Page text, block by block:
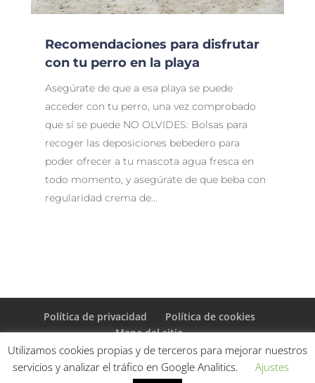
Recomendaciones para disfrutar
con tu perro en la playa
Asegúrate de que a esa playa se puede
acceder con tu perro, una vez comprobado
que sí se puede NO OLVIDES: Bolsas para
recoger las deposiciones bebedero para
poder ofrecer a tu mascota agua fresca en
todo momento, y asegúrate de que beba con
regularidad crema de...
Política de privacidad
Política de cookies
Mapa del sitio
Utilizamos cookies propias y de terceros para mejorar nuestros
servicios y analizar el tráfico en Google Analitics.
Ajustes